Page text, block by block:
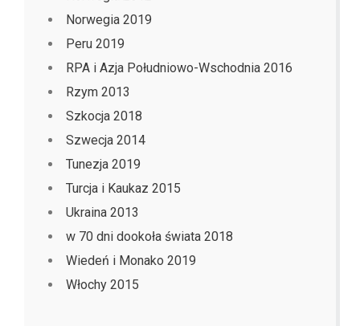
Norwegia 2019
Peru 2019
RPA i Azja Południowo-Wschodnia 2016
Rzym 2013
Szkocja 2018
Szwecja 2014
Tunezja 2019
Turcja i Kaukaz 2015
Ukraina 2013
w 70 dni dookoła świata 2018
Wiedeń i Monako 2019
Włochy 2015